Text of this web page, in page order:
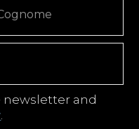
newsletter and
.